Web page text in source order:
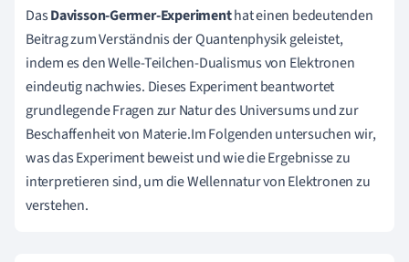
DasDavisson-Germer-Experimenthat einen bedeutenden
Beitrag zum Verständnis der Quantenphysik geleistet,
indem es den Welle-Teilchen-Dualismus von Elektronen
eindeutig nachwies. Dieses Experiment beantwortet
grundlegende Fragen zur Natur des Universums und zur
Beschaffenheit von Materie.Im Folgenden untersuchen wir,
was das Experiment beweist und wie die Ergebnisse zu
interpretieren sind, um die Wellennatur von Elektronen zu
verstehen.